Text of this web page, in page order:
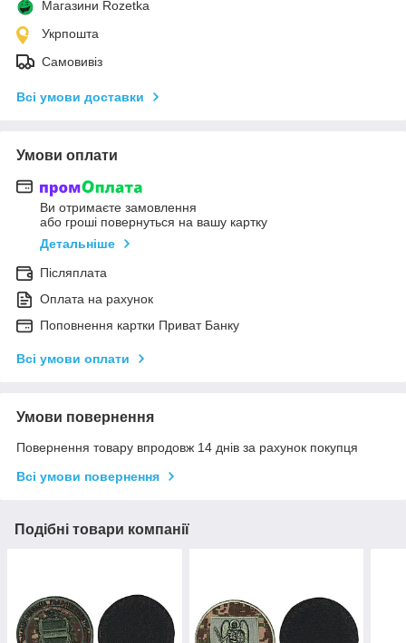
Магазини Rozetka
Укрпошта
Самовивіз
Всі умови доставки
Умови оплати
Ви отримаєте замовлення
або гроші повернуться на вашу картку
Детальніше
Післяплата
Оплата на рахунок
Поповнення картки Приват Банку
Всі умови оплати
Умови повернення
Повернення товару впродовж 14 днів за рахунок покупця
Всі умови повернення
Подібні товари компанії